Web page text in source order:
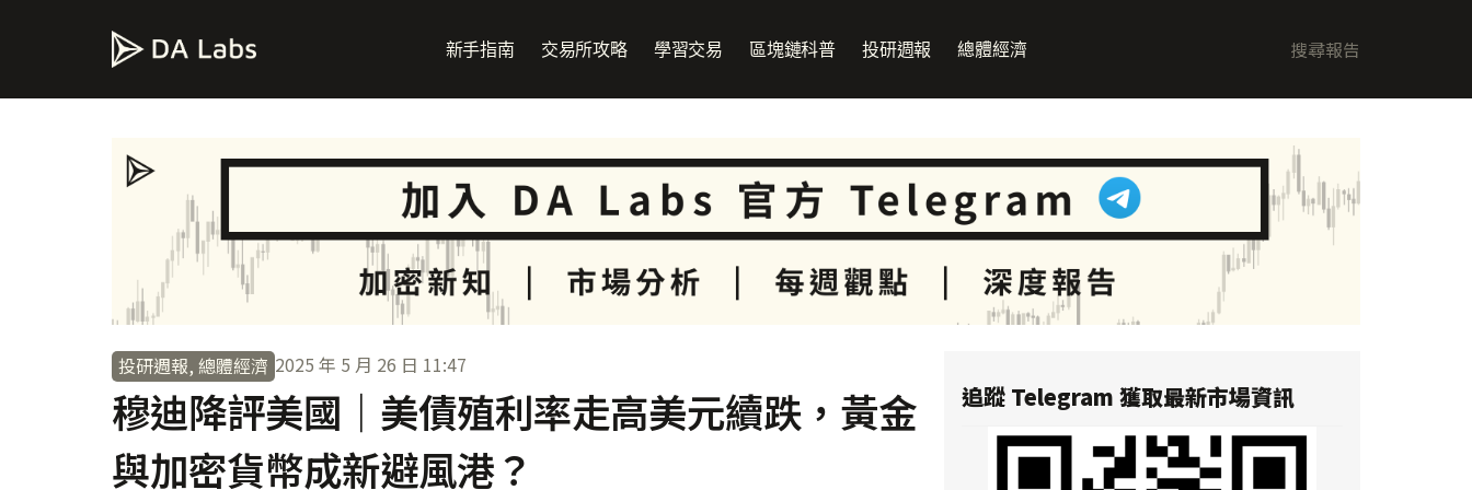
新手指南 交易所攻略 學習交易 區塊鏈科普 投研週報 總體經濟
投研週報, 總體經濟 2025 年 5 月 26 日 11:47
穆迪降評美國｜美債殖利率走高美元續跌，黃金
與加密貨幣成新避風港？
追蹤 Telegram 獲取最新市場資訊